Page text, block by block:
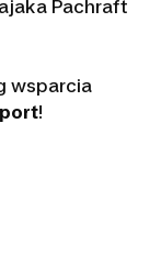
Pachraft
wsparcia
!